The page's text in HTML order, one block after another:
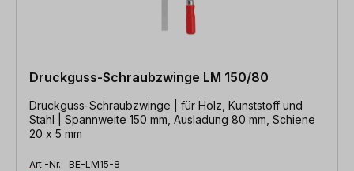
Druckguss-Schraubzwinge LM 150/80
Druckguss-Schraubzwinge | für Holz, Kunststoff und
Stahl | Spannweite 150 mm, Ausladung 80 mm, Schiene
20 x 5 mm
Art.-Nr.: BE-LM15-8